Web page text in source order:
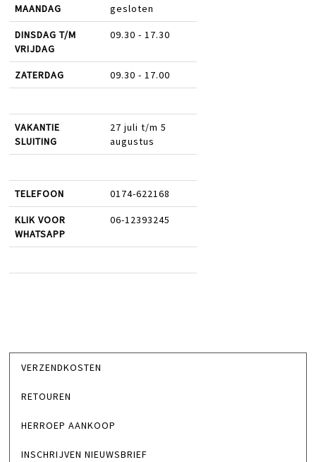
MAANDAG gesloten
DINSDAG T/M
VRIJDAG
09.30 - 17.30
ZATERDAG 09.30 - 17.00
VAKANTIE
SLUITING
27 juli t/m 5
augustus
TELEFOON 0174-622168
KLIK VOOR
WHATSAPP
06-12393245
VERZENDKOSTEN
RETOUREN
HERROEP AANKOOP
INSCHRIJVEN NIEUWSBRIEF